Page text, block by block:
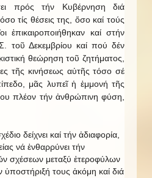
πρός τήν Κυβέρνηση διά
τίς θέσεις της, ὅσο καί τούς
ἐπικαιροποιήθηκαν καί στήν
τοῦ Δεκεμβρίου καί πού δέν
θεώρηση τοῦ ζητήματος,
τῆς κινήσεως αὐτῆς τόσο σέ
μᾶς λυπεῖ ἡ ἐμμονή τῆς
πλέον τήν ἀνθρώπινη φύση,
δείχνει καί τήν ἀδιαφορία,
νά ἐνθαρρύνει τήν
σχέσεων μεταξύ ἑτεροφύλων
ὑποστήριξή τους ἀκόμη καί διά